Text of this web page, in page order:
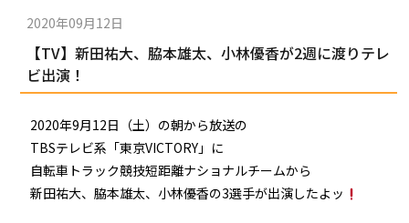
出場予定選手
出走表
予想紙
イベント＆ファンサービス
Kの3本勝負（本命予想）
有料席
KEIRINパーク
アクセス
防府けいりん駅前SC
車券の購入方法
DOKOTO
歴代優勝者を紹介
非開催日の払戻し場所について
その他
防府競輪研究所
ホープ君日記
Kからの挑戦状
防府競輪を予想するKとは？
2020年09月12日
【TV】新田祐大、脇本雄太、小林優香が2週に渡りテレ
ビ出演！
2020年9月12日（土）の朝から放送の
TBSテレビ系「東京VICTORY」に
自転車トラック競技短距離ナショナルチームから
新田祐大、脇本雄太、小林優香の3選手が出演したよッ